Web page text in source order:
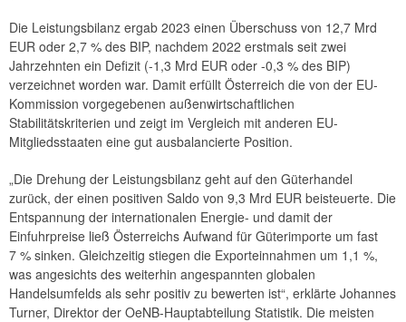
Die Leistungsbilanz ergab 2023 einen Überschuss von 12,7 Mrd
EUR oder 2,7 % des BIP, nachdem 2022 erstmals seit zwei
Jahrzehnten ein Defizit (-1,3 Mrd EUR oder -0,3 % des BIP)
verzeichnet worden war. Damit erfüllt Österreich die von der EU-
Kommission vorgegebenen außenwirtschaftlichen
Stabilitätskriterien und zeigt im Vergleich mit anderen EU-
Mitgliedsstaaten eine gut ausbalancierte Position.
„Die Drehung der Leistungsbilanz geht auf den Güterhandel
zurück, der einen positiven Saldo von 9,3 Mrd EUR beisteuerte. Die
Entspannung der internationalen Energie- und damit der
Einfuhrpreise ließ Österreichs Aufwand für Güterimporte um fast
7 % sinken. Gleichzeitig stiegen die Exporteinnahmen um 1,1 %,
was angesichts des weiterhin angespannten globalen
Handelsumfelds als sehr positiv zu bewerten ist“, erklärte Johannes
Turner, Direktor der OeNB-Hauptabteilung Statistik. Die meisten